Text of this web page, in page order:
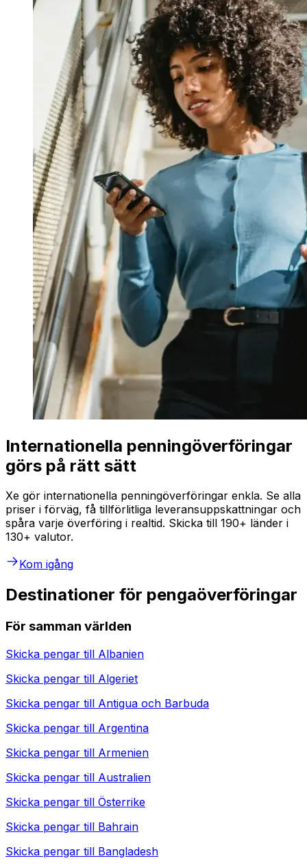
Internationella penningöverföringar
görs på rätt sätt
Xe gör internationella penningöverföringar enkla. Se alla
priser i förväg, få tillförlitliga leveransuppskattningar och
spåra varje överföring i realtid. Skicka till 190+ länder i
130+ valutor.
Kom igång
Destinationer för pengaöverföringar
För samman världen
Skicka pengar till Albanien
Skicka pengar till Algeriet
Skicka pengar till Antigua och Barbuda
Skicka pengar till Argentina
Skicka pengar till Armenien
Skicka pengar till Australien
Skicka pengar till Österrike
Skicka pengar till Bahrain
Skicka pengar till Bangladesh